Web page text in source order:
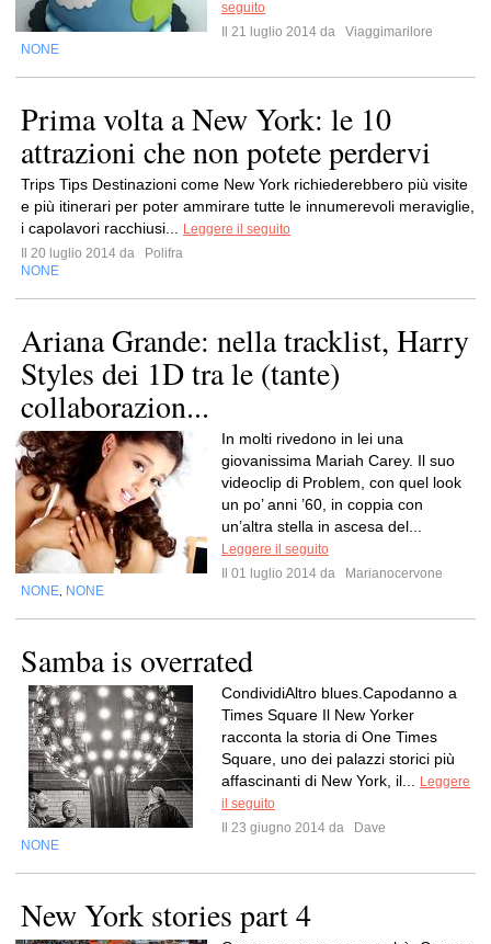
seguito
Il 21 luglio 2014 da
Viaggimarilore
NONE
Prima volta a New York: le 10
attrazioni che non potete perdervi
Trips Tips Destinazioni come New York richiederebbero più visite
e più itinerari per poter ammirare tutte le innumerevoli meraviglie,
i capolavori racchiusi...
Leggere il seguito
Il 20 luglio 2014 da
Polifra
NONE
Ariana Grande: nella tracklist, Harry
Styles dei 1D tra le (tante)
collaborazion...
In molti rivedono in lei una
giovanissima Mariah Carey. Il suo
videoclip di Problem, con quel look
un po’ anni ’60, in coppia con
un’altra stella in ascesa del...
Leggere il seguito
Il 01 luglio 2014 da
Marianocervone
NONE NONE
Samba is overrated
CondividiAltro blues.Capodanno a
Times Square Il New Yorker
racconta la storia di One Times
Square, uno dei palazzi storici più
affascinanti di New York, il...
Leggere
il seguito
Il 23 giugno 2014 da
Dave
NONE
New York stories part 4